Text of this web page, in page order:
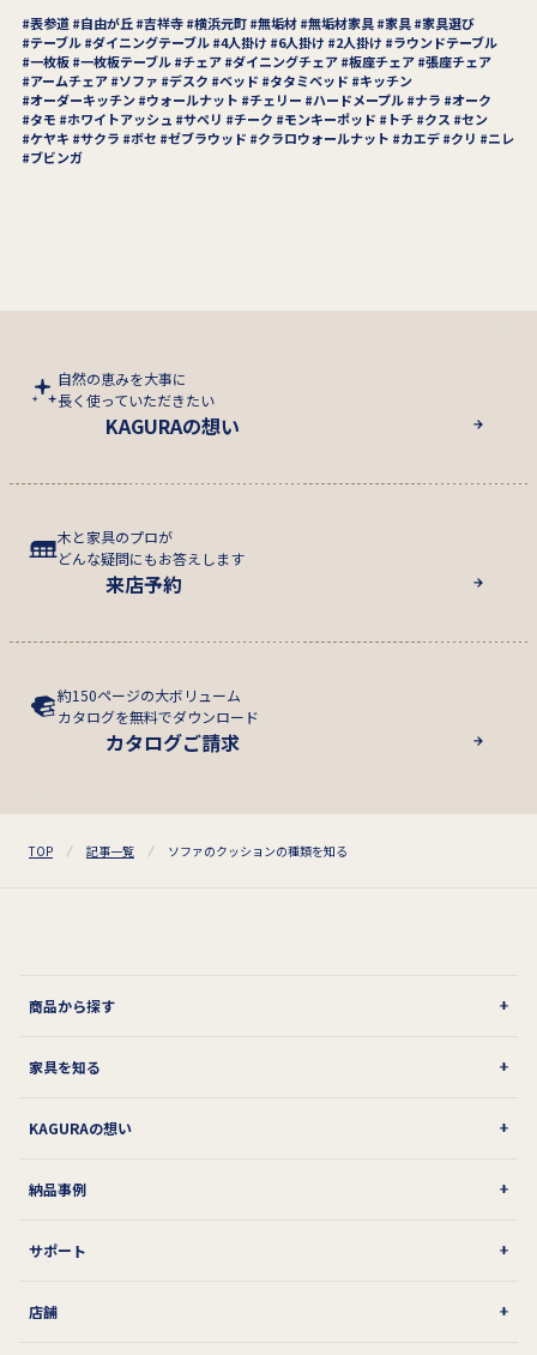
表参道 自由が丘 吉祥寺 横浜元町 無垢材 無垢材家具 家具
家具選び
テーブル ダイニングテーブル 4人掛け 6人掛け 2人掛け
ラウンドテーブル
一枚板 一枚板テーブル チェア ダイニングチェア 板座チェア 張座チェア
アームチェア
ソファ デスク ベッド タタミベッド
キッチン
オーダーキッチン
ウォールナット チェリー ハードメープル ナラ
オーク
タモ
ホワイトアッシュ サペリ チーク モンキーポッド トチ クス
セン
ケヤキ
サクラ ボセ ゼブラウッド クラロウォールナット カエデ クリ
ニレ
ブビンガ
自然の恵みを大事に
長く使っていただきたい
KAGURAの想い
木と家具のプロが
どんな疑問にもお答えします
来店予約
約150ページの大ボリューム
カタログを無料でダウンロード
カタログご請求
TOP 記事一覧 ソファのクッションの種類を知る
商品から探す
家具を知る
KAGURAの想い
納品事例
サポート
店舗